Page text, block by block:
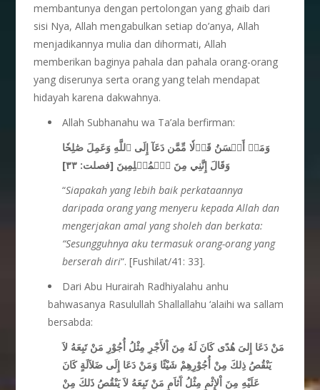
membantunya dengan pertolongan yang ghaib dari
sisi Nya, Allah mengabulkan setiap do’anya, Allah
menjadikannya mulia dan dihormati, Allah
memberikan baginya pahala dan pahala orang-orang
yang diserunya serta orang yang telah mendapat
hidayah karena dakwahnya.
Allah Subhanahu wa Ta’ala berfirman:
وَمَنۡ أَحۡسَنُ قَوۡلٗا مِّمَّن دَعَآ إِلَى ٱللَّهِ وَعَمِلَ صَٰلِحٗا
وَقَالَ إِنَّنِي مِنَ ٱلۡمُسۡلِمِينَ
“Siapakah yang lebih baik perkataannya
daripada orang yang menyeru kepada Allah dan
mengerjakan amal yang sholeh dan berkata:
“Sesungguhnya aku termasuk orang-orang yang
berserah diri“. [Fushilat/41: 33].
Dari Abu Hurairah Radhiyalahu anhu
bahwasanya Rasulullah Shallallahu ‘alaihi wa sallam
bersabda:
مَنْ دَعَا إِلىَ هُدًى كَانَ لَهُ مِنَ اْلأَجْرِ مِثْلُ أُجُوْرِ مَنْ تَبِعَهُ لاَ
يَنْقُصُ ذِلكَ مِنْ أُجُوْرِهِمْ شَيْئًا وَمَنْ دَعَا إِلَى ضَلاَلَةٍ كَانَ
عَلَيْهِ مِنَ اْلإِثْمِ مِثْلُ آَثاَمِ مَنْ تَبِعَهُ لاَ يَنْقُصُ ذَلكَ مِنْ